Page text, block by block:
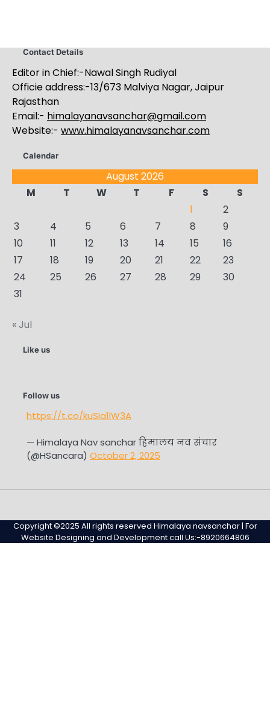
Contact Details
Editor in Chief:-Nawal Singh Rudiyal
Officie address:-13/673 Malviya Nagar, Jaipur
Rajasthan
Email:- himalayanavsanchar@gmail.com
Website:- www.himalayanavsanchar.com
Calendar
August 2026
M
T W T F S
S
1
2
3
4 5 6 7 8
9
10
11 12 13 14 15
16
17
18 19 20 21 22
23
24
25 26 27 28 29
30
31
« Jul
Like us
Follow us
https://t.co/kuSIa1lW3A
— Himalaya Nav sanchar हिमालय नव संचार
(@HSancara) October 2, 2025
(no
title)
Policy
Page
Page
Copyright ©2025 All rights reserved Himalaya navsanchar | For
Website Designing and Development call Us:-8920664806